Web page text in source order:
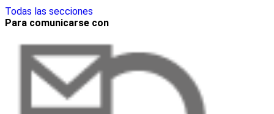
Todas las secciones
Para comunicarse con